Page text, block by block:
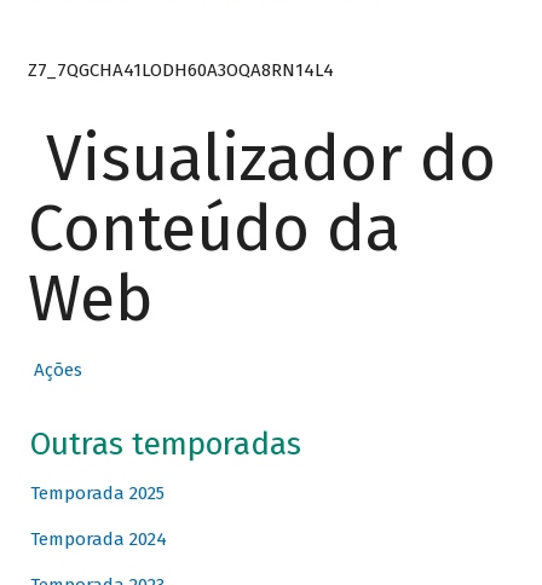
Z7_7QGCHA41LODH60A3OQA8RN14L4
Visualizador do
Conteúdo da
Web
Ações
Outras temporadas
Temporada 2025
Temporada 2024